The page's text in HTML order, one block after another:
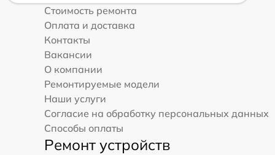
Стоимость ремонта
Оплата и доставка
Контакты
Вакансии
О компании
Ремонтируемые модели
Наши услуги
Согласие на обработку персональных данных
Способы оплаты
Ремонт устройств